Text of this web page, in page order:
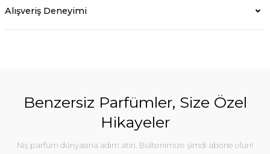
Alışveriş Deneyimi
Benzersiz Parfümler, Size Özel
Hikayeler
Niş parfüm dünyasına adım atın. Bültenimize şimdi abone olun!